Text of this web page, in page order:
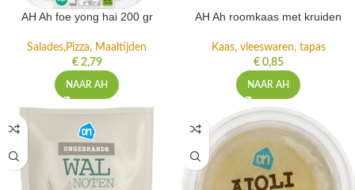
AH Ah foe yong hai 200 gr
Salades,Pizza, Maaltijden
€2,79
NAAR AH
AH Ah roomkaas met kruiden
Kaas, vleeswaren, tapas
€0,85
NAAR AH